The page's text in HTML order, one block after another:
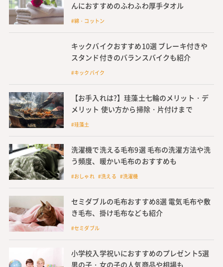
んにおすすめのふわふわ厚手タオル
#綿・コットン
キックバイクおすすめ10選 ブレーキ付きや
スタンド付きのバランスバイクも紹介
#キックバイク
【お手入れは?】珪藻土七輪のメリット・デ
メリット 使い方から掃除・片付けまで
#珪藻土
洗濯機で洗える毛布9選 毛布の洗濯方法や洗
う頻度、暖かい毛布のおすすめも
#おしゃれ #洗える #洗濯機
セミダブルの毛布おすすめ8選 電気毛布や敷
き毛布、掛け毛布なども紹介
#セミダブル
小学校入学祝いにおすすめのプレゼント5選
男の子・女の子の人気商品や相場も